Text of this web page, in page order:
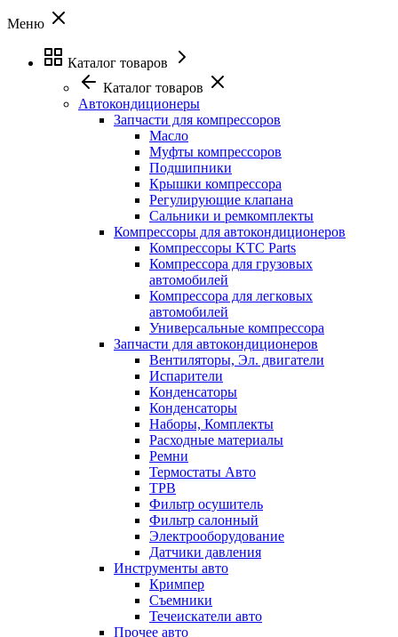
Меню
Каталог товаров
Каталог товаров
Автокондиционеры
Запчасти для компрессоров
Масло
Муфты компрессоров
Подшипники
Крышки компрессора
Регулирующие клапана
Сальники и ремкомплекты
Компрессоры для автокондиционеров
Компрессоры KTC Parts
Компрессора для грузовых
автомобилей
Компрессора для легковых
автомобилей
Универсальные компрессора
Запчасти для автокондиционеров
Вентиляторы, Эл. двигатели
Испарители
Конденсаторы
Конденсаторы
Наборы, Комплекты
Расходные материалы
Ремни
Термостаты Авто
ТРВ
Фильтр осушитель
Фильтр салонный
Электрооборудование
Датчики давления
Инструменты авто
Кримпер
Съемники
Течеискатели авто
Прочее авто